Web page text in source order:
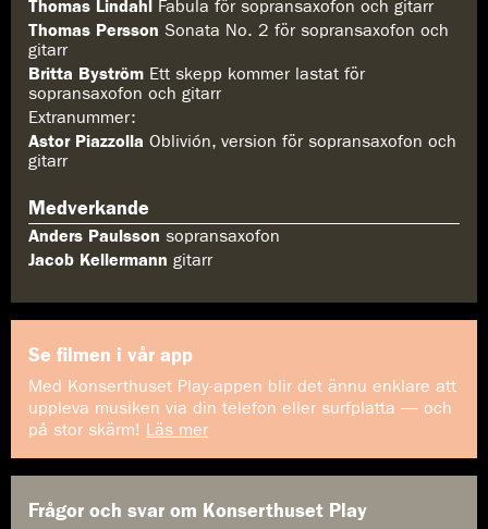
Thomas Lindahl
Fabula för sopransaxofon och gitarr
Thomas Persson Sonata No. 2 för sopransaxofon och
gitarr
Britta Byström Ett skepp kommer lastat för
sopransaxofon och gitarr
Extranummer:
Astor Piazzolla Oblivión, version för sopransaxofon och
gitarr
Medverkande
Anders Paulsson sopransaxofon
Jacob Kellermann gitarr
Se filmen i vår app
Med Konserthuset Play-appen blir det ännu enklare att
uppleva musiken via din telefon eller surfplatta — och
på stor skärm! Läs mer
Frågor och svar om Konserthuset Play